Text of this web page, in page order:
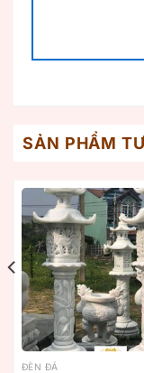
SẢN PHẨM
ĐÈN ĐÁ